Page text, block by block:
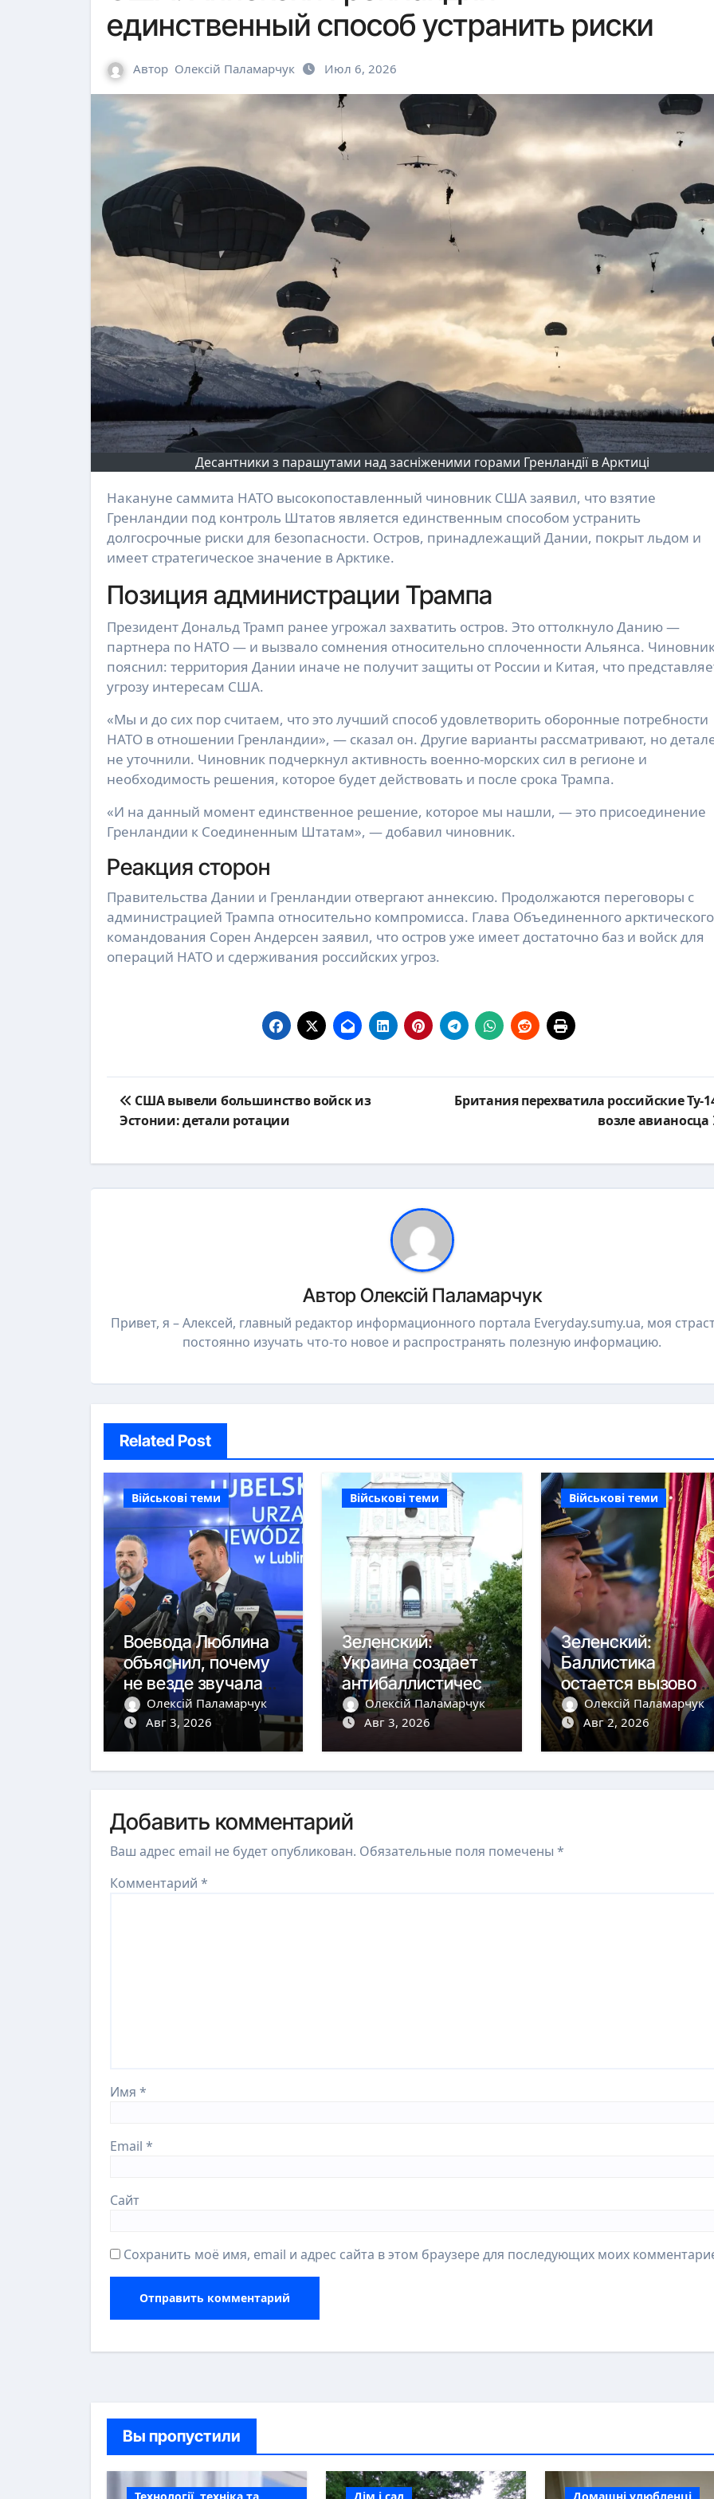
единственный способ устранить риски
Автор Олексій Паламарчук Июл 6, 2026
Десантники з парашутами над засніженими горами Гренландії в Арктиці
Накануне саммита НАТО высокопоставленный чиновник США заявил, что взятие
Гренландии под контроль Штатов является единственным способом устранить
долгосрочные риски для безопасности. Остров, принадлежащий Дании, покрыт льдом и
имеет стратегическое значение в Арктике.
Позиция администрации Трампа
Президент Дональд Трамп ранее угрожал захватить остров. Это оттолкнуло Данию —
партнера по НАТО — и вызвало сомнения относительно сплоченности Альянса.
пояснил: территория Дании иначе не получит защиты от России и Китая, что
угрозу интересам США.
«Мы и до сих пор считаем, что это лучший способ удовлетворить оборонные потребности
НАТО в отношении Гренландии», — сказал он. Другие варианты рассматривают, но
не уточнили. Чиновник подчеркнул активность военно-морских сил в регионе и
необходимость решения, которое будет действовать и после срока Трампа.
«И на данный момент единственное решение, которое мы нашли, — это присоединение
Гренландии к Соединенным Штатам», — добавил чиновник.
Реакция сторон
Правительства Дании и Гренландии отвергают аннексию. Продолжаются переговоры с
администрацией Трампа относительно компромисса. Глава Объединенного арктического
командования Сорен Андерсен заявил, что остров уже имеет достаточно баз и войск для
операций НАТО и сдерживания российских угроз.
Навигация
по
США вывели большинство войск из
Эстонии: детали ротации
Британия перехватила российские Ту-
возле авианосца
АвторОлексій Паламарчук
Привет, я – Алексей, главный редактор информационного портала Everyday.sumy.ua, моя
постоянно изучать что-то новое и распространять полезную информацию.
Related Post
Військові теми
Воевода Люблина
объяснил, почему
не везде звучала
тревога
Олексій Паламарчук
Авг 3, 2026
Військові теми
Зеленский:
Украина создает
антибаллистическу
ю систему «Фрея»
с Европой
Олексій Паламарчук
Авг 3, 2026
Військові теми
Зеленский:
Баллистика
остается вызовом,
но дроны сбиваем
более чем на 90%
Олексій Паламарчук
Авг 2, 2026
Добавить комментарий
Ваш адрес email не будет опубликован. Обязательные поля помечены *
Комментарий *
Имя *
Email *
Сайт
Сохранить моё имя, email и адрес сайта в этом браузере для последующих моих
Вы пропустили